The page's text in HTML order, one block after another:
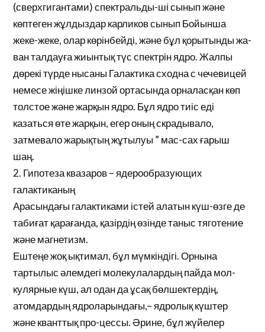
(сверхгигантами) спектральды-ші сынып және
көптеген жұлдыздар карликов сынып Бойынша
жеке-жеке, олар көрінбейді, және бұл қорытынды жа-
ван талдауға жиынтық түс спектрін ядро. Жалпы
дөрекі түрде нысаны Галактика сходна с чечевицей
немесе жіңішке линзой ортасында орналасқан көп
толстое және жарқын ядро. Бұл ядро тиіс еді
казаться өте жарқын, егер оның скрадывало,
затмевало жарықтың жұтылуы ” мас-сах ғарыш
шаң.
2. Гипотеза квазаров – ядерообразующих
галактиканың
Арасындағы галактиками істей алатын күш-өзге де
табиғат қарағанда, қазірдің өзінде таныс тяготение
және магнетизм.
Ештеңе жоқ ықтимал, бұл мүмкіндігі. Орнына
тартылыс әлемдегі молекулалардың пайда мол-
кулярные күш, ал одан да ұсақ бөлшектердің,
атомдардың ядроларындағы,– ядролық күштер
және кванттық про-цессы. Әрине, бұл жүйелер